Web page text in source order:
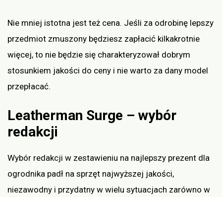
Nie mniej istotna jest też cena. Jeśli za odrobinę lepszy
przedmiot zmuszony będziesz zapłacić kilkakrotnie
więcej, to nie będzie się charakteryzował dobrym
stosunkiem jakości do ceny i nie warto za dany model
przepłacać.
Leatherman Surge – wybór
redakcji
Wybór redakcji w zestawieniu na najlepszy prezent dla
ogrodnika padł na sprzęt najwyższej jakości,
niezawodny i przydatny w wielu sytuacjach zarówno w